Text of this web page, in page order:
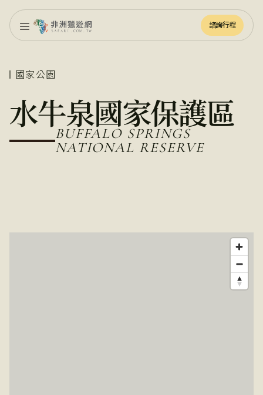
諮詢行程
諮詢行程
國家公園
水牛泉國家保護區
BUFFALO SPRINGS
NATIONAL RESERVE